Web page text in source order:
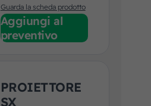
Guarda la scheda prodotto
Aggiungi al
preventivo
PROIETTORE
SX